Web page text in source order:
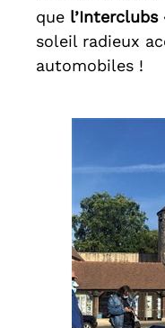
que l’Interclubs
soleil radieux
automobiles !